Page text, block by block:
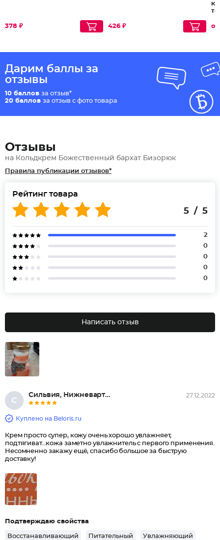
378 ₽ 426 ₽
от
Дарим баллы за
отзывы
10 баллов за отзыв*
20 баллов за отзыв с фото товара
Отзывы
на Кольдкрем Божественный бархат Бизорюк
Правила публикации отзывов*
Рейтинг товара
5 / 5
2
0
0
0
0
Написать отзыв
С
Сильвия, Нижневартовск 27.12.2022
Куплено на Beloris.ru
Крем просто супер, кожу очень хорошо увлажняет,
подтягиват...кожа заметно увлажнитель с первого применения.
Несомненно закажу ещё, спасибо большое за быструю
доставку!
Подтверждаю свойства
Восстанавливающий Питательный Увлажняющий